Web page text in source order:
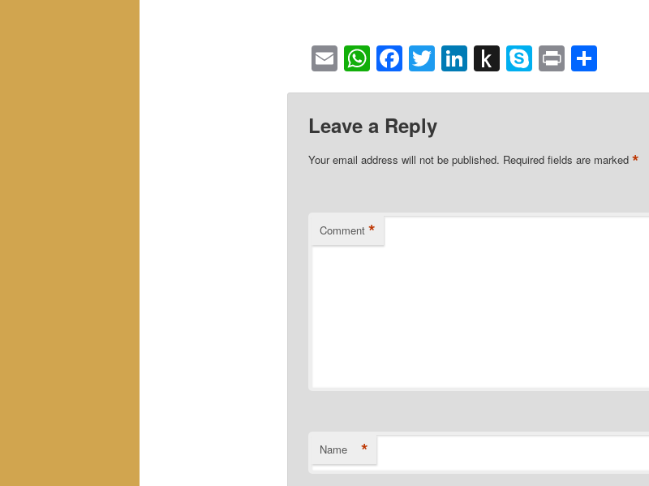
EmailWhatsApp
Facebook
Twitter
LinkedIn
Push
to
Skype
PrintShare
Leave a Reply
Your email address will not be published. Required fields are marked *
Comment *
Name *